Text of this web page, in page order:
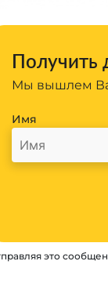
Получить
Мы вышлем
Имя
это